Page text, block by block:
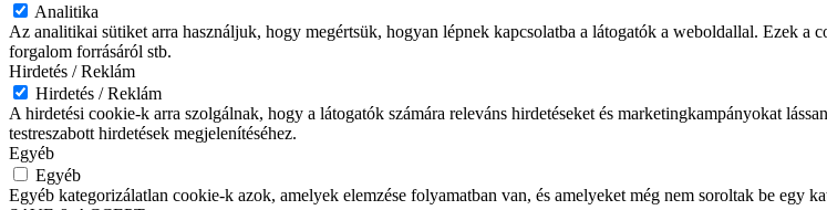
Analitika
Az analitikai sütiket arra használjuk, hogy megértsük, hogyan lépnek kapcsolatba a látogatók a weboldallal. Ezek
forgalom forrásáról stb.
Hirdetés / Reklám
Hirdetés / Reklám
A hirdetési cookie-k arra szolgálnak, hogy a látogatók számára releváns hirdetéseket és marketingkampányokat
testreszabott hirdetések megjelenítéséhez.
Egyéb
Egyéb
Egyéb kategorizálatlan cookie-k azok, amelyek elemzése folyamatban van, és amelyeket még nem soroltak be egy